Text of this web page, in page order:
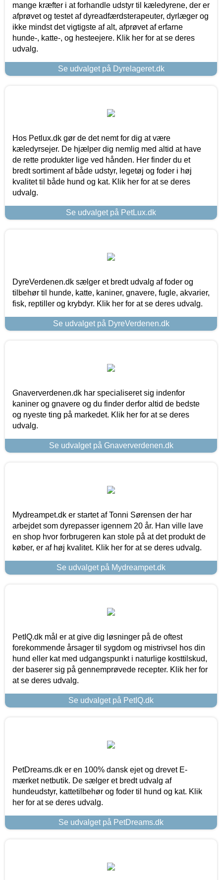
mange kræfter i at forhandle udstyr til kæledyrene, der er
afprøvet og testet af dyreadfærdsterapeuter, dyrlæger og
ikke mindst det vigtigste af alt, afprøvet af erfarne
hunde-, katte-, og hesteejere. Klik her for at se deres
udvalg.
Se udvalget på Dyrelageret.dk
Hos Petlux.dk gør de det nemt for dig at være
kæledyrsejer. De hjælper dig nemlig med altid at have
de rette produkter lige ved hånden. Her finder du et
bredt sortiment af både udstyr, legetøj og foder i høj
kvalitet til både hund og kat. Klik her for at se deres
udvalg.
Se udvalget på PetLux.dk
DyreVerdenen.dk sælger et bredt udvalg af foder og
tilbehør til hunde, katte, kaniner, gnavere, fugle, akvarier,
fisk, reptiller og krybdyr. Klik her for at se deres udvalg.
Se udvalget på DyreVerdenen.dk
Gnaververdenen.dk har specialiseret sig indenfor
kaniner og gnavere og du finder derfor altid de bedste
og nyeste ting på markedet. Klik her for at se deres
udvalg.
Se udvalget på Gnaververdenen.dk
Mydreampet.dk er startet af Tonni Sørensen der har
arbejdet som dyrepasser igennem 20 år. Han ville lave
en shop hvor forbrugeren kan stole på at det produkt de
køber, er af høj kvalitet. Klik her for at se deres udvalg.
Se udvalget på Mydreampet.dk
PetIQ.dk mål er at give dig løsninger på de oftest
forekommende årsager til sygdom og mistrivsel hos din
hund eller kat med udgangspunkt i naturlige kosttilskud,
der baserer sig på gennemprøvede recepter. Klik her for
at se deres udvalg.
Se udvalget på PetIQ.dk
PetDreams.dk er en 100% dansk ejet og drevet E-
mærket netbutik. De sælger et bredt udvalg af
hundeudstyr, kattetilbehør og foder til hund og kat. Klik
her for at se deres udvalg.
Se udvalget på PetDreams.dk